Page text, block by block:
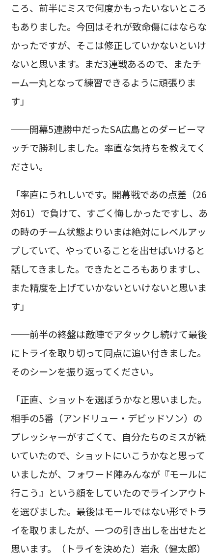
ころ、前半にミスで何度かもったいないところ
もありました。今回はそれが致命傷にはならな
かったですが、そこは修正していかないといけ
ないと思います。まだ3連戦あるので、またチ
ーム一丸となって練習できるように頑張りま
す」
──開幕5連勝中だったSA広島とのダービーマ
ッチで勝利しました。率直な気持ちを教えてく
ださい。
「率直にうれしいです。開幕戦であの点差（26
対61）で負けて、すごく悔しかったですし、あ
の時のチーム状態よりいまは絶対にレベルアッ
プしていて、やっていることを出せばいけると
話してきました。できたところもありますし、
また精度を上げていかないといけないと思いま
す」
──前半の終盤は敵陣でアタックし続けて最後
にトライを取り切って同点に追い付きました。
そのシーンを振り返ってください。
「正直、ショットを選ぼうかなと思いました。
相手の5番（アンドリュー・デビッドソン）の
プレッシャーがすごくて、自分たちのミスが続
いていたので、ショットにいこうかなと思って
いましたが、フォワード陣みんなが『モールに
行こう』という顔をしていたのでラインアウト
を選びました。最後はモールではない形でトラ
イを取りましたが、一つの引き出しを出せたと
思います。（トライを決めた）岩永（健太郎）